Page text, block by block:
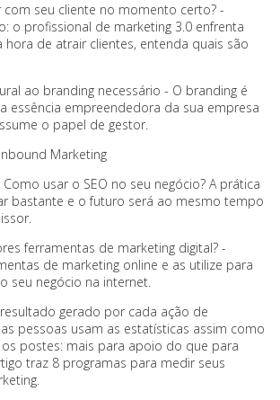
com seu cliente no momento certo? -
o profissional de marketing 3.0 enfrenta
hora de atrair clientes, entenda quais são
ao branding necessário - O branding é
essência empreendedora da sua empresa
o papel de gestor.
Marketing
Como usar o SEO no seu negócio? A prática
bastante e o futuro será ao mesmo tempo
ferramentas de marketing digital? -
de marketing online e as utilize para
seu negócio na internet.
gerado por cada ação de
pessoas usam as estatísticas assim como
postes: mais para apoio do que para
traz 8 programas para medir seus